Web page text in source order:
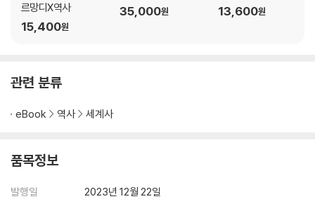
15 아키텐의 알리에노르, 왕국 건설과 궁정풍 사랑을 열어가다
사랑의 궁정
17 국왕은 21세기에도 신성한가
18 신성하지만 가혹했던 성왕 루이 9세의 치세
19 고딕 성당, 국왕이 인도하는 신성한 공간
혁명적 파괴
20 파리 노트르담 대성당, 800년 된 돌집이 만들어내는 황홀한 빛과 소리
르망디X역사
15,400원
35,000원 13,600원
관련 분류
eBook 역사 세계사
품목정보
발행일
2023년 12월 22일